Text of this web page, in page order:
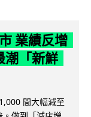
業績反增
潮「新鮮
間大幅減至